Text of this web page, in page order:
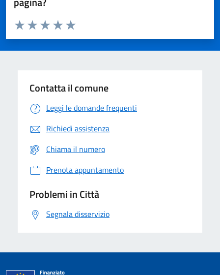
Domanda
Valuta da 1 a 5 stelle la pagina
Valuta 5 stelle su 5
Valuta 4 stelle su 5
Valuta 3 stelle su 5
Valuta 2 stelle su 5
Valuta 1 stelle su 5
Contatta il comune
Leggi le domande frequenti
Richiedi assistenza
Chiama il numero
Prenota appuntamento
Problemi in Città
Segnala disservizio